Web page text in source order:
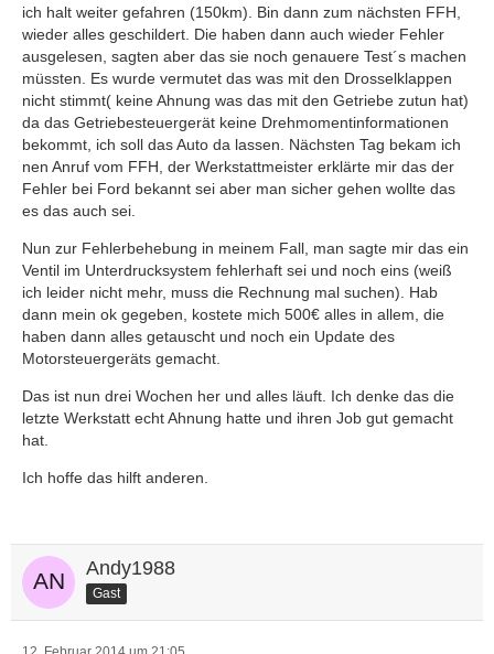
ich halt weiter gefahren (150km). Bin dann zum nächsten FFH,
wieder alles geschildert. Die haben dann auch wieder Fehler
ausgelesen, sagten aber das sie noch genauere Test´s machen
müssten. Es wurde vermutet das was mit den Drosselklappen
nicht stimmt( keine Ahnung was das mit den Getriebe zutun hat)
da das Getriebesteuergerät keine Drehmomentinformationen
bekommt, ich soll das Auto da lassen. Nächsten Tag bekam ich
nen Anruf vom FFH, der Werkstattmeister erklärte mir das der
Fehler bei Ford bekannt sei aber man sicher gehen wollte das
es das auch sei.
Nun zur Fehlerbehebung in meinem Fall, man sagte mir das ein
Ventil im Unterdrucksystem fehlerhaft sei und noch eins (weiß
ich leider nicht mehr, muss die Rechnung mal suchen). Hab
dann mein ok gegeben, kostete mich 500€ alles in allem, die
haben dann alles getauscht und noch ein Update des
Motorsteuergeräts gemacht.
Das ist nun drei Wochen her und alles läuft. Ich denke das die
letzte Werkstatt echt Ahnung hatte und ihren Job gut gemacht
hat.
Ich hoffe das hilft anderen.
Andy1988
Gast